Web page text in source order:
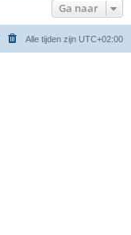
Ga naar
Alle tijden zijn UTC+02:00